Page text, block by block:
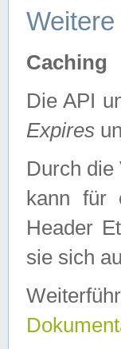
Caching
Die API
Expires
Durch die
kann für
Header
sie sich